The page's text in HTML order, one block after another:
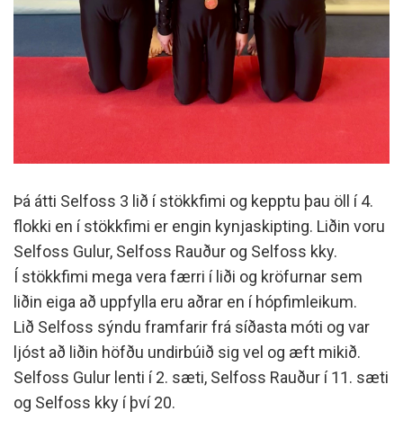
Þá átti Selfoss 3 lið í stökkfimi og kepptu þau öll í 4.
flokki en í stökkfimi er engin kynjaskipting. Liðin voru
Selfoss Gulur, Selfoss Rauður og Selfoss kky.
Í stökkfimi mega vera færri í liði og kröfurnar sem
liðin eiga að uppfylla eru aðrar en í hópfimleikum.
Lið Selfoss sýndu framfarir frá síðasta móti og var
ljóst að liðin höfðu undirbúið sig vel og æft mikið.
Selfoss Gulur lenti í 2. sæti, Selfoss Rauður í 11. sæti
og Selfoss kky í því 20.